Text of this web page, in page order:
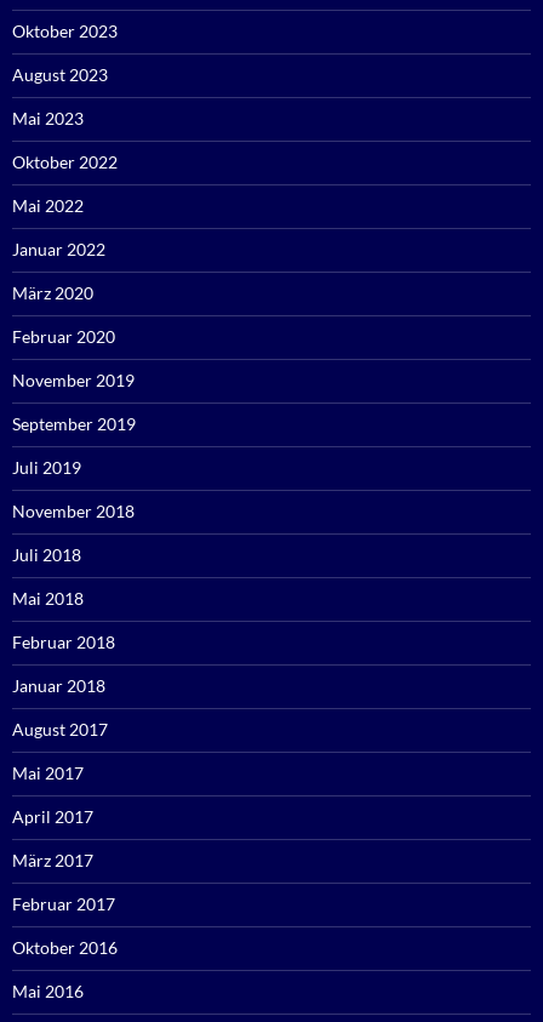
Oktober 2023
August 2023
Mai 2023
Oktober 2022
Mai 2022
Januar 2022
März 2020
Februar 2020
November 2019
September 2019
Juli 2019
November 2018
Juli 2018
Mai 2018
Februar 2018
Januar 2018
August 2017
Mai 2017
April 2017
März 2017
Februar 2017
Oktober 2016
Mai 2016